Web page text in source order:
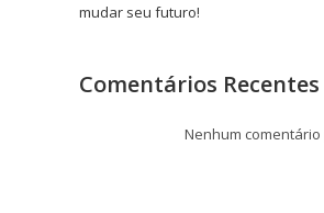
mudar seu futuro!
Comentários Recentes
Nenhum